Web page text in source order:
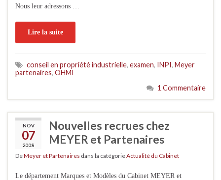
Nous leur adressons …
Lire la suite
conseil en propriété industrielle, examen, INPI, Meyer
partenaires, OHMI
1 Commentaire
NOV
07
2008
Nouvelles recrues chez
MEYER et Partenaires
DeMeyer et Partenaires dans la catégorieActualité du Cabinet
Le département Marques et Modèles du Cabinet MEYER et